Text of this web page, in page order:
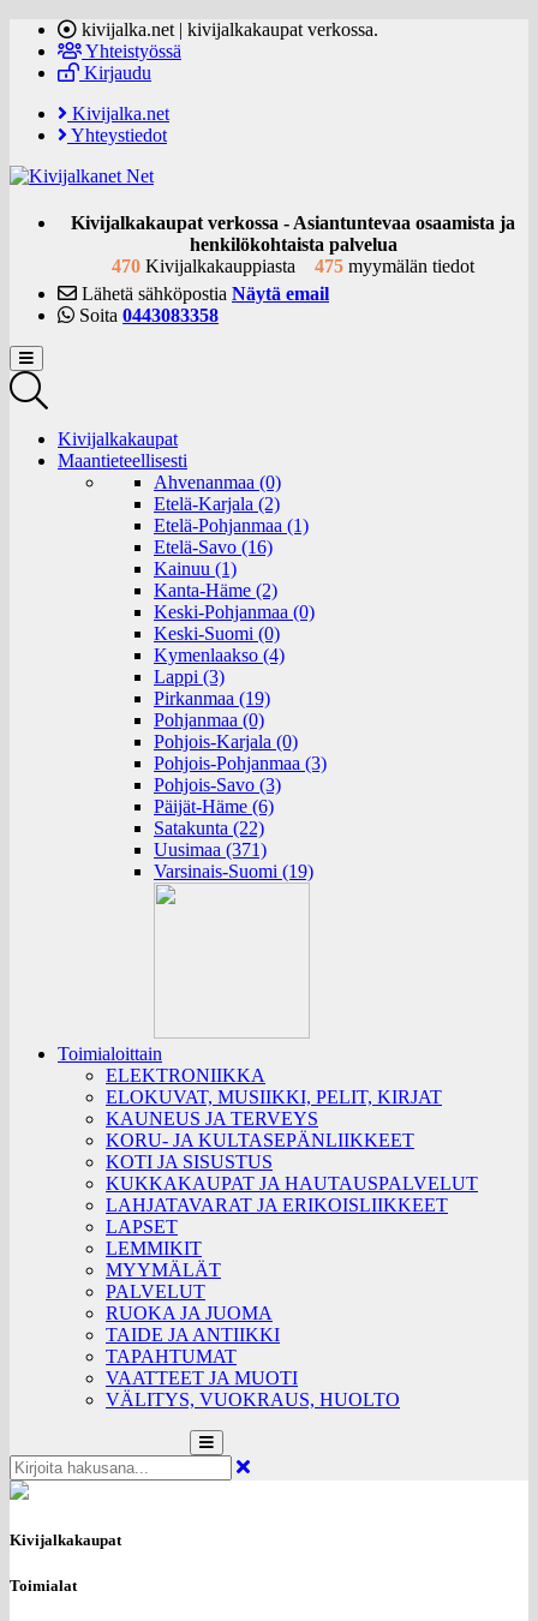
kivijalka.net | kivijalkakaupat verkossa.
Yhteistyössä
Kirjaudu
Kivijalka.net
Yhteystiedot
Kivijalkakaupat verkossa - Asiantuntevaa osaamista ja
henkilökohtaista palvelua
470 Kivijalkakauppiasta 475 myymälän tiedot
Lähetä sähköpostia Näytä email
Soita 0443083358
Kivijalkakaupat
Maantieteellisesti
Ahvenanmaa (0)
Etelä-Karjala (2)
Etelä-Pohjanmaa (1)
Etelä-Savo (16)
Kainuu (1)
Kanta-Häme (2)
Keski-Pohjanmaa (0)
Keski-Suomi (0)
Kymenlaakso (4)
Lappi (3)
Pirkanmaa (19)
Pohjanmaa (0)
Pohjois-Karjala (0)
Pohjois-Pohjanmaa (3)
Pohjois-Savo (3)
Päijät-Häme (6)
Satakunta (22)
Uusimaa (371)
Varsinais-Suomi (19)
Toimialoittain
ELEKTRONIIKKA
ELOKUVAT, MUSIIKKI, PELIT, KIRJAT
KAUNEUS JA TERVEYS
KORU- JA KULTASEPÄNLIIKKEET
KOTI JA SISUSTUS
KUKKAKAUPAT JA HAUTAUSPALVELUT
LAHJATAVARAT JA ERIKOISLIIKKEET
LAPSET
LEMMIKIT
MYYMÄLÄT
PALVELUT
RUOKA JA JUOMA
TAIDE JA ANTIIKKI
TAPAHTUMAT
VAATTEET JA MUOTI
VÄLITYS, VUOKRAUS, HUOLTO
Kivijalkakaupat
Toimialat